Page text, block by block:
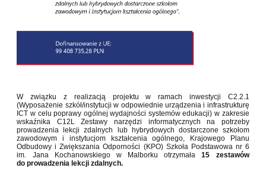
W związku z realizacją projektu w ramach inwestycji C2.2.1
(Wyposażenie szkół/instytucji w odpowiednie urządzenia i infrastrukturę
ICT w celu poprawy ogólnej wydajności systemów edukacji) w zakresie
wskaźnika C12L Zestawy narzędzi informatycznych na potrzeby
prowadzenia lekcji zdalnych lub hybrydowych dostarczone szkołom
zawodowym i instytucjom kształcenia ogólnego, Krajowego Planu
Odbudowy i Zwiększania Odporności (KPO) Szkoła Podstawowa nr 6
im. Jana Kochanowskiego w Malborku otrzymała15 zestawów
do prowadzenia lekcji zdalnych.